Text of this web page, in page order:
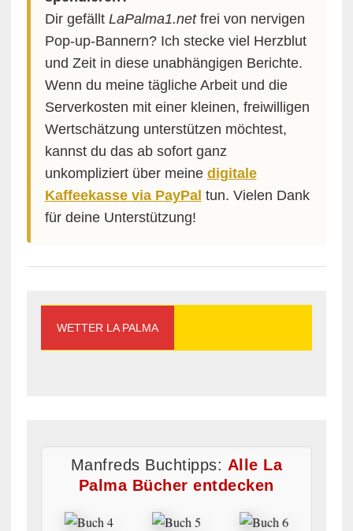
Dir gefällt LaPalma1.netfrei von nervigen
Pop-up-Bannern? Ich stecke viel Herzblut
und Zeit in diese unabhängigen Berichte.
Wenn du meine tägliche Arbeit und die
Serverkosten mit einer kleinen, freiwilligen
Wertschätzung unterstützen möchtest,
kannst du das ab sofort ganz
unkompliziert über meine digitale
Kaffeekasse via PayPal tun. Vielen Dank
für deine Unterstützung!
WETTER LA PALMA
Manfreds Buchtipps: Alle La
Palma Bücher entdecken